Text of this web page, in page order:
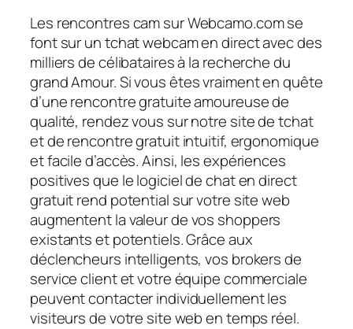
Les rencontres cam sur Webcamo.com se
font sur un tchat webcam en direct avec des
milliers de célibataires à la recherche du
grand Amour. Si vous êtes vraiment en quête
d’une rencontre gratuite amoureuse de
qualité, rendez vous sur notre site de tchat
et de rencontre gratuit intuitif, ergonomique
et facile d’accès. Ainsi, les expériences
positives que le logiciel de chat en direct
gratuit rend potential sur votre site web
augmentent la valeur de vos shoppers
existants et potentiels. Grâce aux
déclencheurs intelligents, vos brokers de
service client et votre équipe commerciale
peuvent contacter individuellement les
visiteurs de votre site web en temps réel.